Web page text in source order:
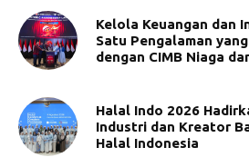
Kelola Keuangan dan
Satu Pengalaman
dengan CIMB Niaga
Halal Indo 2026
Industri dan Kreator
Halal Indonesia